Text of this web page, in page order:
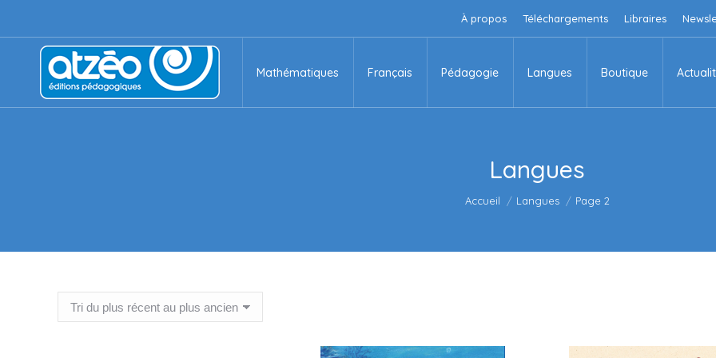
À propos Téléchargements Libraires
Mathématiques Français Pédagogie Langues Boutique
Langues
Vous êtes ici :
Accueil Langues Page 2
Mathématiques Français Pédagogie Langues Boutique